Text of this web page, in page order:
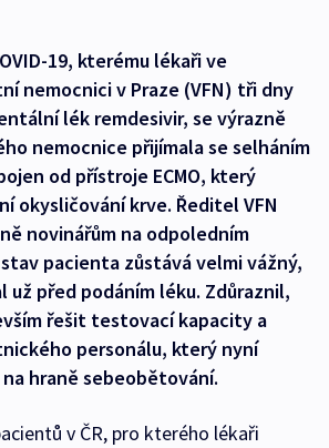
19, kterému lékaři ve
nemocnici v Praze (VFN) tři dny
lék remdesivir, se výrazně
nemocnice přijímala se selháním
od přístroje ECMO, který
okysličování krve. Ředitel VFN
novinářům na odpoledním
pacienta zůstává velmi vážný,
už před podáním léku. Zdůraznil,
řešit testovací kapacity a
personálu, který nyní
hraně sebeobětování.
v ČR, pro kterého lékaři